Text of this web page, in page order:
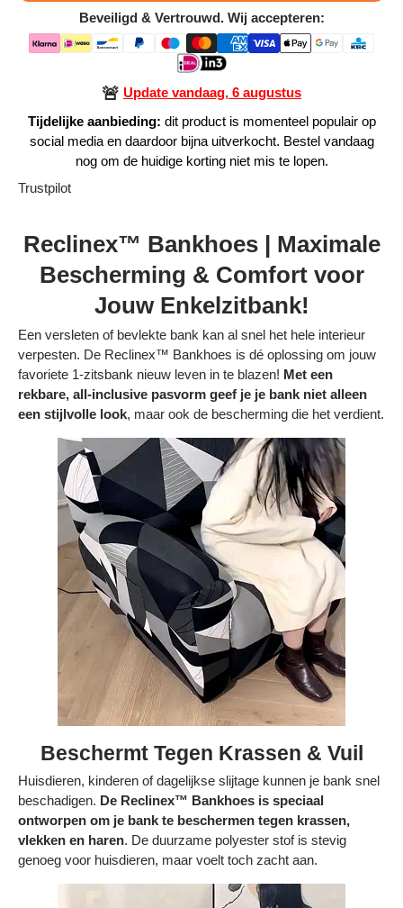
Alle Producten
Contact
Privacy policy
Alle categorieën
Bestelling volgen
Vacatures bij Middo
Veelgestelde vragen
Servicevoorwaarden
Betaalmogelijkheden
Bestelling herroepen
Ruilen en retourneren
Bestellingen & levering
Algemene voorwaarden
Wij steunen KWF, doe je mee?
Beveiligd & Vertrouwd. Wij accepteren:
🚨 Update vandaag, 6 augustus
Tijdelijke aanbieding: dit product is momenteel populair op
social media en daardoor bijna uitverkocht. Bestel vandaag
nog om de huidige korting niet mis te lopen.
Trustpilot
Reclinex™ Bankhoes | Maximale
Bescherming & Comfort voor
Jouw Enkelzitbank!
Een versleten of bevlekte bank kan al snel het hele interieur
verpesten. De Reclinex™ Bankhoes is dé oplossing om jouw
favoriete 1-zitsbank nieuw leven in te blazen! Met een
rekbare, all-inclusive pasvorm geef je je bank niet alleen
een stijlvolle look, maar ook de bescherming die het verdient.
Beschermt Tegen Krassen & Vuil
Huisdieren, kinderen of dagelijkse slijtage kunnen je bank snel
beschadigen. De Reclinex™ Bankhoes is speciaal
ontworpen om je bank te beschermen tegen krassen,
vlekken en haren. De duurzame polyester stof is stevig
genoeg voor huisdieren, maar voelt toch zacht aan.